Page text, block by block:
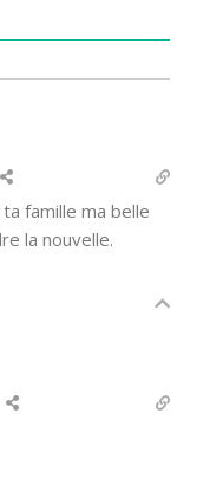
famille ma belle
la nouvelle.